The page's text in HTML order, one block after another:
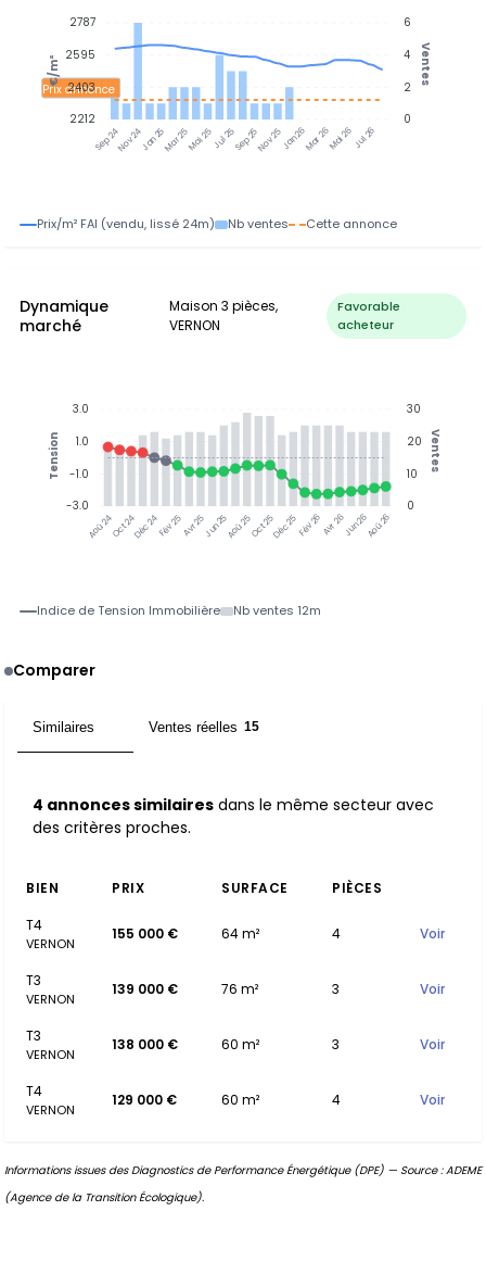
Sep 24Nov 24Jan 25Mar 25Mai 25Jul 25Sep 25Nov 25Jan 26Mar 26Mai 26Jul 26
Prix annonce
6
4
2
0
Ventes
2787
2595
2403
2212
€/m²
Prix/m² FAI (vendu, lissé 24m) Nb ventes Cette annonce
Dynamique
marché
Maison 3 pièces,
VERNON
Favorable
acheteur
Aoû 24Oct 24Déc 24Fév 25Avr 25Jun 25Aoû 25Oct 25Déc 25Fév 26Avr 26Jun 26Aoû 26
30
20
10
0
Ventes
3.0
1.0
-1.0
-3.0
Tension
Indice de Tension Immobilière Nb ventes 12m
Comparer
Similaires Ventes réelles 15
4 annonces similaires dans le même secteur avec
des critères proches.
BIEN PRIX SURFACE
PIÈCES
T4
VERNON
155 000 € 64 m² 4 Voir
T3
VERNON
139 000 € 76 m² 3 Voir
T3
VERNON
138 000 € 60 m² 3 Voir
T4
VERNON
129 000 € 60 m² 4 Voir
Informations issues des Diagnostics de Performance Énergétique (DPE) — Source : ADEME
(Agence de la Transition Écologique).